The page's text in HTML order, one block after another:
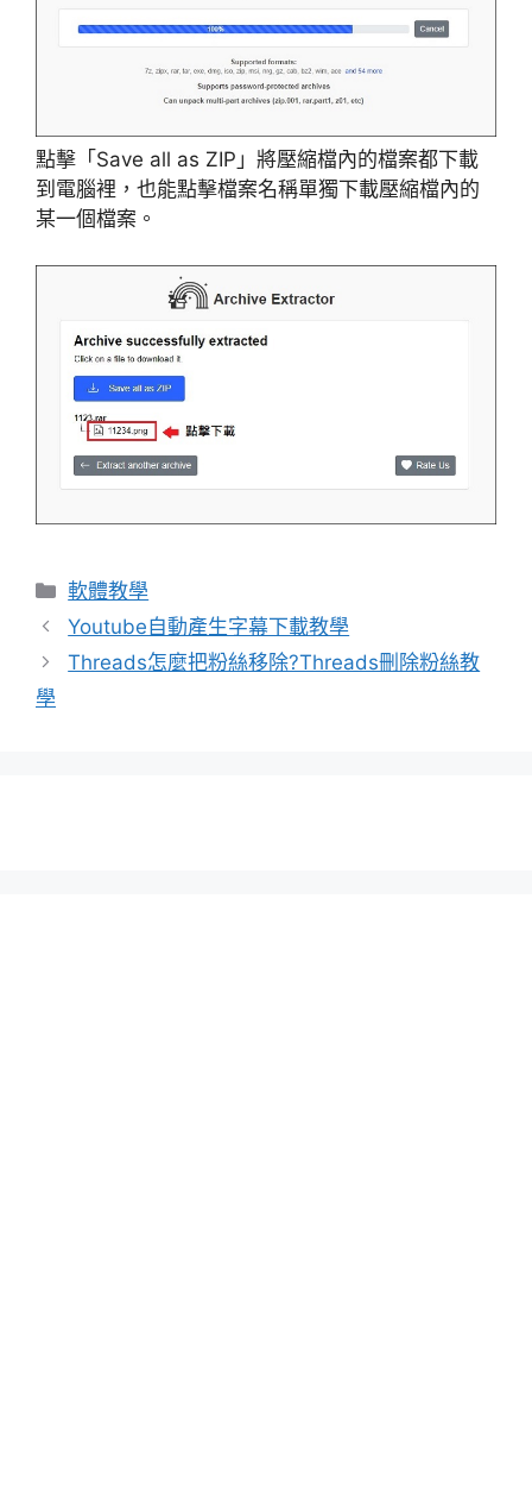
點擊「Save all as ZIP」將壓縮檔內的檔案都下載
到電腦裡，也能點擊檔案名稱單獨下載壓縮檔內的
某一個檔案。
分
類
軟體教學
Youtube自動產生字幕下載教學
Threads怎麼把粉絲移除?Threads刪除粉絲教
學